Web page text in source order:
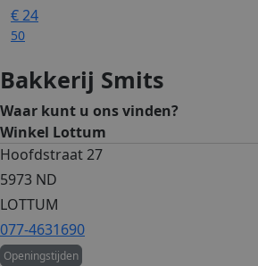
€24
50
Bakkerij Smits
Waar kunt u ons vinden?
Winkel Lottum
Hoofdstraat 27
5973 ND
LOTTUM
077-4631690
Openingstijden